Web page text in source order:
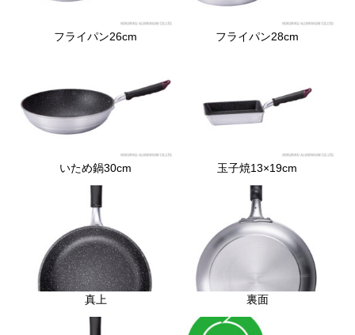
フライパン26cm フライパン28cm
いため鍋30cm 玉子焼13×19cm
真上 裏面